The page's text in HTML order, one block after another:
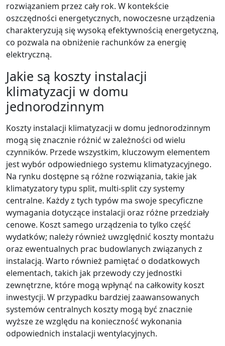
rozwiązaniem przez cały rok. W kontekście
oszczędności energetycznych, nowoczesne urządzenia
charakteryzują się wysoką efektywnością energetyczną,
co pozwala na obniżenie rachunków za energię
elektryczną.
Jakie są koszty instalacji
klimatyzacji w domu
jednorodzinnym
Koszty instalacji klimatyzacji w domu jednorodzinnym
mogą się znacznie różnić w zależności od wielu
czynników. Przede wszystkim, kluczowym elementem
jest wybór odpowiedniego systemu klimatyzacyjnego.
Na rynku dostępne są różne rozwiązania, takie jak
klimatyzatory typu split, multi-split czy systemy
centralne. Każdy z tych typów ma swoje specyficzne
wymagania dotyczące instalacji oraz różne przedziały
cenowe. Koszt samego urządzenia to tylko część
wydatków; należy również uwzględnić koszty montażu
oraz ewentualnych prac budowlanych związanych z
instalacją. Warto również pamiętać o dodatkowych
elementach, takich jak przewody czy jednostki
zewnętrzne, które mogą wpłynąć na całkowity koszt
inwestycji. W przypadku bardziej zaawansowanych
systemów centralnych koszty mogą być znacznie
wyższe ze względu na konieczność wykonania
odpowiednich instalacji wentylacyjnych.